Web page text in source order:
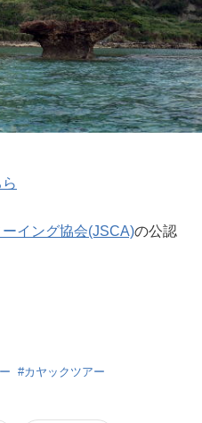
イング協会(JSCA)の公認
#カヤックツアー